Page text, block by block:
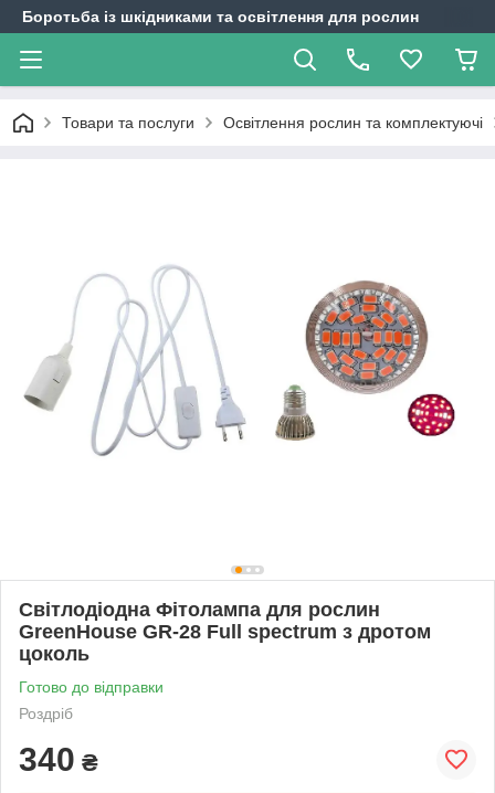
Боротьба із шкідниками та освітлення для рослин
Товари та послуги Освітлення рослин та комплектуючі
Світлодіодна Фітолампа для рослин
GreenHouse GR-28 Full spectrum з дротом
цоколь
Готово до відправки
Роздріб
340 ₴